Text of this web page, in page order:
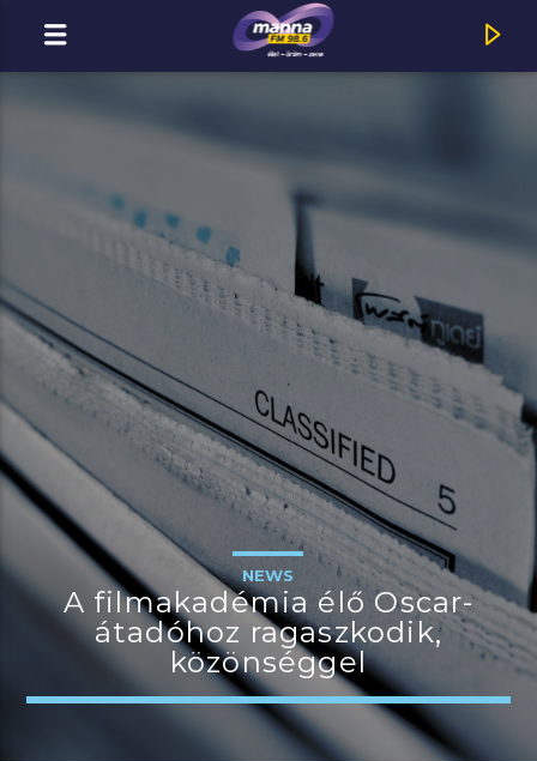
MOST ADÁSBAN
MannaFM
JELENLEGI MŰSOR
MANNA SELECTION
NEWS
A filmakadémia élő Oscar-
átadóhoz ragaszkodik,
közönséggel